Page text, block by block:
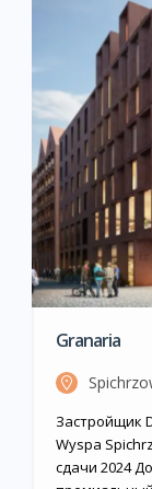
Granaria
Застройщик
Wyspa
сдачи 2024